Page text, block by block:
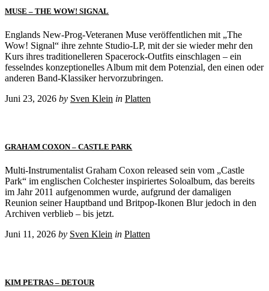
MUSE – THE WOW! SIGNAL
Englands New-Prog-Veteranen Muse veröffentlichen mit „The
Wow! Signal“ ihre zehnte Studio-LP, mit der sie wieder mehr den
Kurs ihres traditionelleren Spacerock-Outfits einschlagen – ein
fesselndes konzeptionelles Album mit dem Potenzial, den einen oder
anderen Band-Klassiker hervorzubringen.
Juni 23, 2026 by Sven Klein in Platten
GRAHAM COXON – CASTLE PARK
Multi-Instrumentalist Graham Coxon released sein vom „Castle
Park“ im englischen Colchester inspiriertes Soloalbum, das bereits
im Jahr 2011 aufgenommen wurde, aufgrund der damaligen
Reunion seiner Hauptband und Britpop-Ikonen Blur jedoch in den
Archiven verblieb – bis jetzt.
Juni 11, 2026 by Sven Klein in Platten
KIM PETRAS – DETOUR